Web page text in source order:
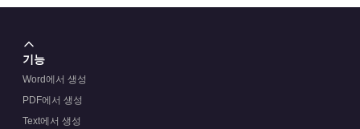
기능
Word에서 생성
PDF에서 생성
Text에서 생성